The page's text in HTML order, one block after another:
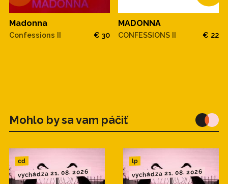
Madonna
Confessions II € 30
MADONNA
CONFESSIONS II € 22
Mohlo by sa vam páčiť
cd
vychádza 21. 08. 2026
lp
vychádza 21. 08. 2026